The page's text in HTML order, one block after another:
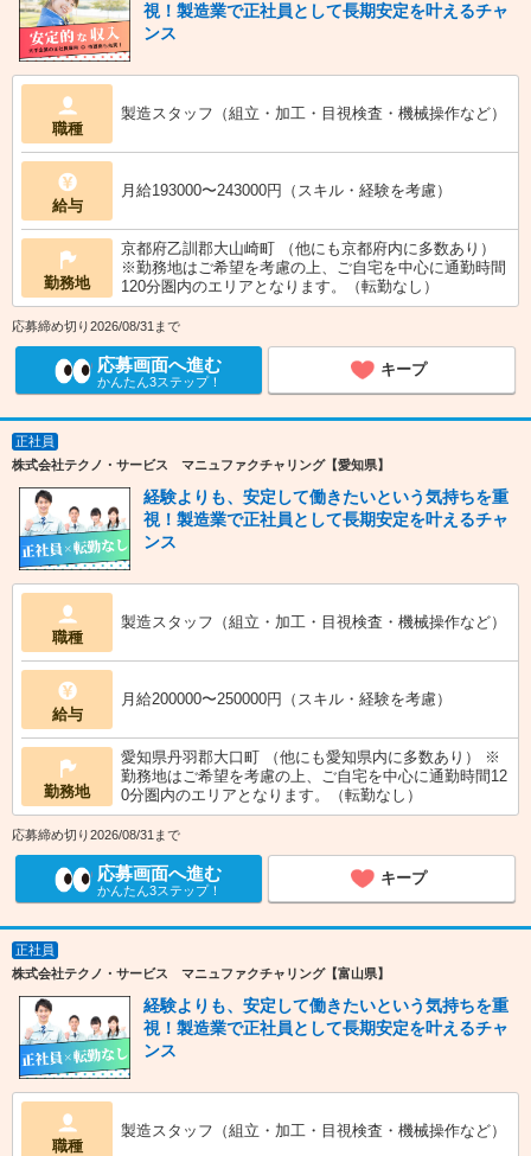
視！製造業で正社員として長期安定を叶えるチャ
ンス
職種
製造スタッフ（組立・加工・目視検査・機械操作など）
給与
月給193000〜243000円（スキル・経験を考慮）
勤務地
京都府乙訓郡大山崎町 （他にも京都府内に多数あり）
※勤務地はご希望を考慮の上、ご自宅を中心に通勤時間
120分圏内のエリアとなります。（転勤なし）
応募締め切り2026/08/31まで
応募画面へ進む
かんたん3ステップ！
キープ
正社員
株式会社テクノ・サービス マニュファクチャリング【愛知県】
経験よりも、安定して働きたいという気持ちを重
視！製造業で正社員として長期安定を叶えるチャ
ンス
職種
製造スタッフ（組立・加工・目視検査・機械操作など）
給与
月給200000〜250000円（スキル・経験を考慮）
勤務地
愛知県丹羽郡大口町 （他にも愛知県内に多数あり） ※
勤務地はご希望を考慮の上、ご自宅を中心に通勤時間12
0分圏内のエリアとなります。（転勤なし）
応募締め切り2026/08/31まで
応募画面へ進む
かんたん3ステップ！
キープ
正社員
株式会社テクノ・サービス マニュファクチャリング【富山県】
経験よりも、安定して働きたいという気持ちを重
視！製造業で正社員として長期安定を叶えるチャ
ンス
職種
製造スタッフ（組立・加工・目視検査・機械操作など）